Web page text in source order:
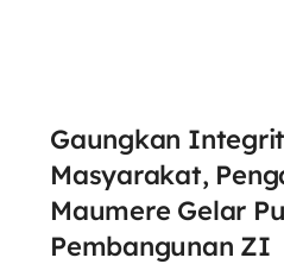
Gaungkan
Masyarakat,
Maumere Gelar
Pembangunan ZI